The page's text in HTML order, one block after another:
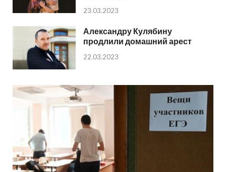
23.03.2023
Александру Кулябину
продлили домашний арест
22.03.2023